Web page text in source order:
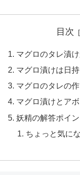
目次
マグロのタレ漬
マグロ漬けは日
マグロのタレの
マグロ漬けとア
妖精の解答ポイン
ちょっと気に